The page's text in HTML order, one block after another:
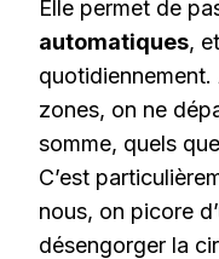
Elle permet de
automatiques,
quotidiennement.
zones, on ne
somme, quels
C’est
nous, on picore
désengorger la